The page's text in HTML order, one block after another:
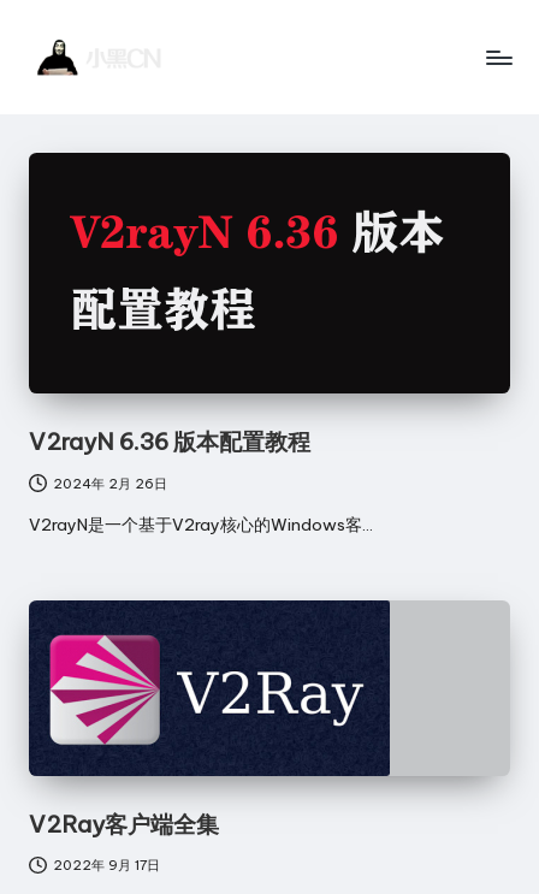
黑
术
博
客
网
V2rayN 6.36 版本配置教程
2024年 2月 26日
V2rayN是一个基于V2ray核心的Windows客…
V2Ray客户端全集
2022年 9月 17日